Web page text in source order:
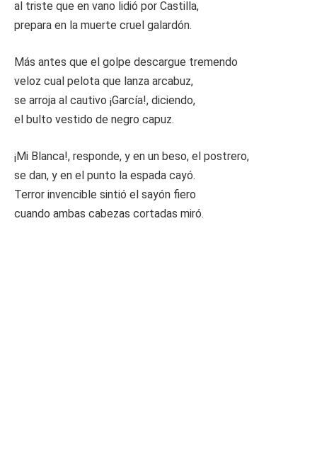
al triste que en vano lidió por Castilla,
prepara en la muerte cruel galardón.
Más antes que el golpe descargue tremendo
veloz cual pelota que lanza arcabuz,
se arroja al cautivo ¡García!, diciendo,
el bulto vestido de negro capuz.
¡Mi Blanca!, responde, y en un beso, el postrero,
se dan, y en el punto la espada cayó.
Terror invencible sintió el sayón fiero
cuando ambas cabezas cortadas miró.